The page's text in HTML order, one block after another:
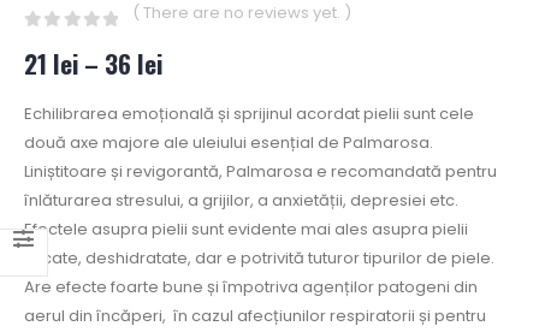
( There are no reviews yet. )
21 lei– 36 lei
Echilibrarea emoțională și sprijinul acordat pielii sunt cele
două axe majore ale uleiului esențial de Palmarosa.
Liniștitoare și revigorantă, Palmarosa e recomandată pentru
înlăturarea stresului, a grijilor, a anxietății, depresiei etc.
Efectele asupra pielii sunt evidente mai ales asupra pielii
uscate, deshidratate, dar e potrivită tuturor tipurilor de piele.
Are efecte foarte bune și împotriva agenților patogeni din
aerul din încăperi, în cazul afecțiunilor respiratorii și pentru